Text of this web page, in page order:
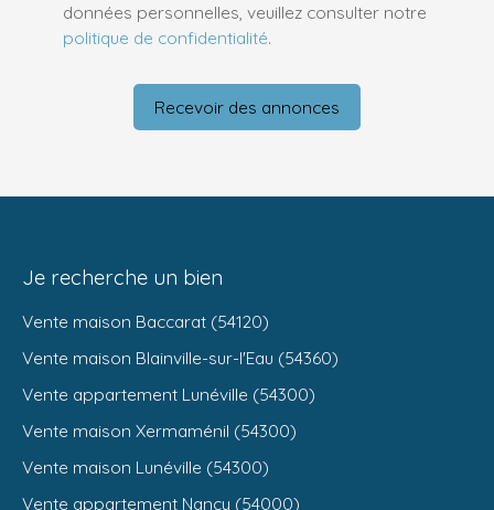
données personnelles, veuillez consulter notre
politique de confidentialité.
Recevoir des annonces
Je recherche un bien
Vente maison Baccarat (54120)
Vente maison Blainville-sur-l'Eau (54360)
Vente appartement Lunéville (54300)
Vente maison Xermaménil (54300)
Vente maison Lunéville (54300)
Vente appartement Nancy (54000)